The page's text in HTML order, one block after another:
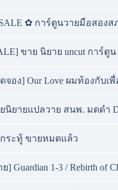
✿ การ์ตูนวายมือสองส
ขาย นิยาย uncut การ์ตูน
ดจอง] Our Love ผมท้องกับเ
นิยายแปลวาย สนพ. มดดำ
ระทู้ ขายหมดแล้ว
] Guardian 1-3 / Rebirth of